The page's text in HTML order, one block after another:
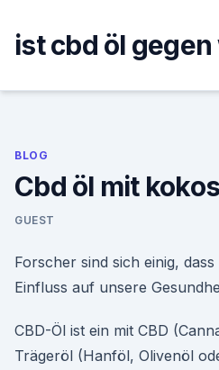
content
ist cbd öl
BLOG
Cbd öl mit
GUEST
Forscher sind sich einig,
Einfluss auf unsere
CBD-Öl ist ein mit CBD
Trägeröl (Hanföl, Olivenöl